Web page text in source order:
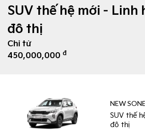
SUV thế hệ mới -
đô thị
Chỉ từ
450,000,000 đ
NEW
SUV thế
đô thị